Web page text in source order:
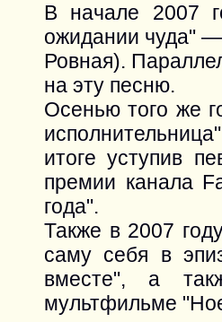
В начале 2007
ожидании чуда"
Ровная).
на эту песню.
Осенью того же
итоге уступив
премии канала
года".
Также в 2007
саму себя в
вместе", а
мультфильме